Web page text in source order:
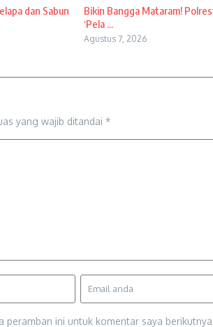
dan Sabun
Bikin Bangga Mataram!
‘Pela ...
Agustus 7, 2026
yang wajib ditandai *
peramban ini untuk komentar saya